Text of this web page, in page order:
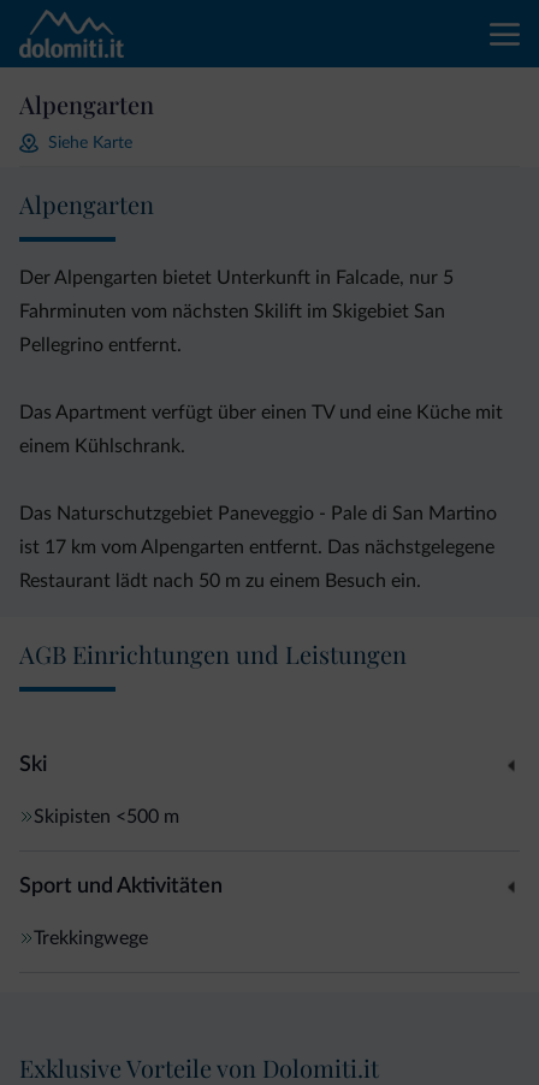
Alpengarten
Siehe Karte
Alpengarten
Der Alpengarten bietet Unterkunft in Falcade, nur 5
Fahrminuten vom nächsten Skilift im Skigebiet San
Pellegrino entfernt.
Das Apartment verfügt über einen TV und eine Küche mit
einem Kühlschrank.
Das Naturschutzgebiet Paneveggio - Pale di San Martino
ist 17 km vom Alpengarten entfernt. Das nächstgelegene
Restaurant lädt nach 50 m zu einem Besuch ein.
AGB Einrichtungen und Leistungen
Ski
Skipisten <500 m
Sport und Aktivitäten
Trekkingwege
Exklusive Vorteile von Dolomiti.it